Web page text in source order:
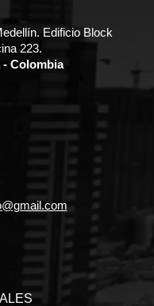
Edificio Block
223.
Colombia